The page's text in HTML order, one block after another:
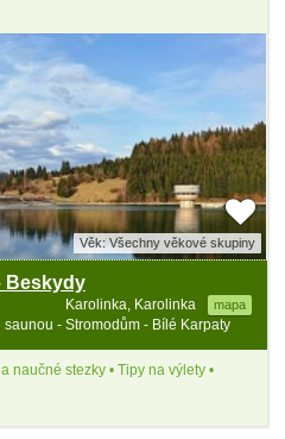
Věk: Všechny věkové skupiny
Beskydy
Karolinka, Karolinka mapa
- Stromodům - Bílé Karpaty
naučné stezky • Tipy na výlety •